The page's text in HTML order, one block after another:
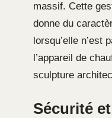
massif. Cette
donne du
lorsqu’elle n’est
l’appareil de
sculpture
Sécurité